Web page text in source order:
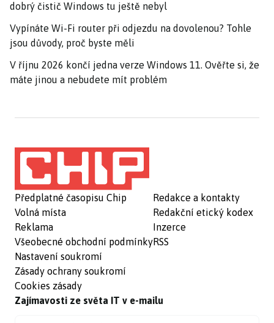
dobrý čistič Windows tu ještě nebyl
Vypínáte Wi-Fi router při odjezdu na dovolenou? Tohle
jsou důvody, proč byste měli
V říjnu 2026 končí jedna verze Windows 11. Ověřte si, že
máte jinou a nebudete mít problém
Předplatné časopisu Chip
Volná místa
Reklama
Všeobecné obchodní podmínky
Nastavení soukromí
Zásady ochrany soukromí
Cookies zásady
Redakce a kontakty
Redakční etický kodex
Inzerce
RSS
Zajímavosti ze světa IT v e-mailu